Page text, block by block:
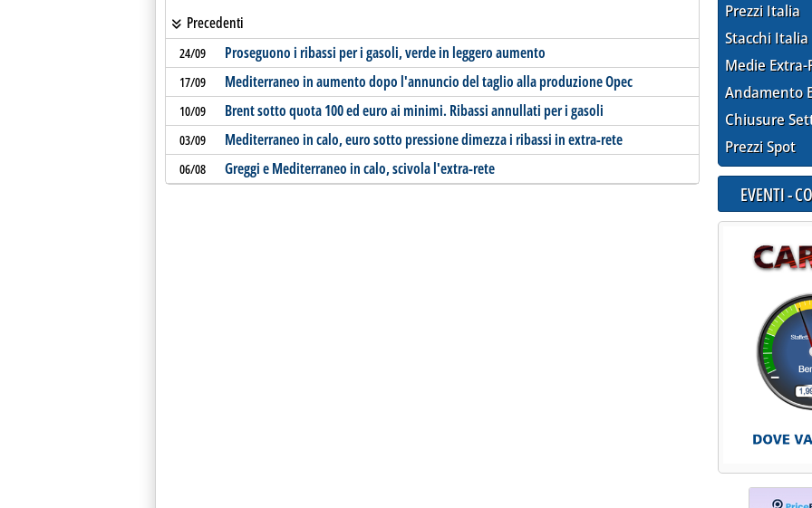
Precedenti
24/09 Proseguono i ribassi per i gasoli, verde in leggero aumento
17/09 Mediterraneo in aumento dopo l'annuncio del taglio alla produzione Opec
10/09 Brent sotto quota 100 ed euro ai minimi. Ribassi annullati per i gasoli
03/09 Mediterraneo in calo, euro sotto pressione dimezza i ribassi in extra-rete
06/08 Greggi e Mediterraneo in calo, scivola l'extra-rete
Prezzi Italia
Stacchi Italia
Medie Extra-
Andamento
Chiusure
Prezzi Spot
EVENTI -